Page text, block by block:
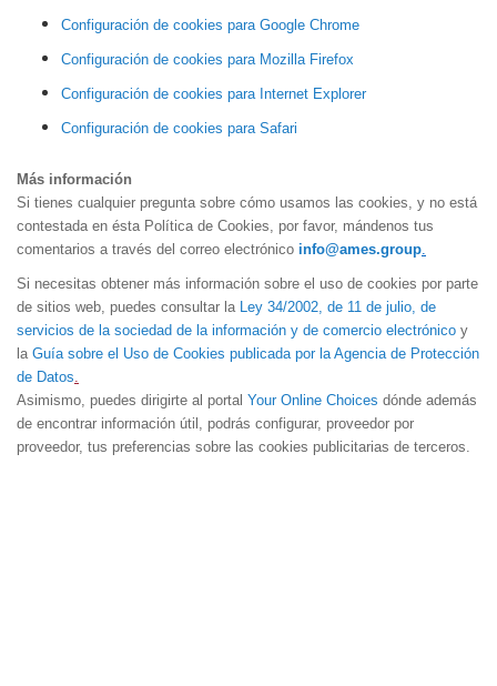
Configuración de cookies para Google Chrome
Configuración de cookies para Mozilla Firefox
Configuración de cookies para Internet Explorer
Configuración de cookies para Safari
Más información
Si tienes cualquier pregunta sobre cómo usamos las cookies, y no está
contestada en ésta Política de Cookies, por favor, mándenos tus
comentarios a través del correo electrónico info@ames.group.
Si necesitas obtener más información sobre el uso de cookies por parte
de sitios web, puedes consultar la Ley 34/2002, de 11 de julio, de
servicios de la sociedad de la información y de comercio electrónico y
la Guía sobre el Uso de Cookies publicada por la Agencia de Protección
de Datos.
Asimismo, puedes dirigirte al portal Your Online Choices dónde además
de encontrar información útil, podrás configurar, proveedor por
proveedor, tus preferencias sobre las cookies publicitarias de terceros.